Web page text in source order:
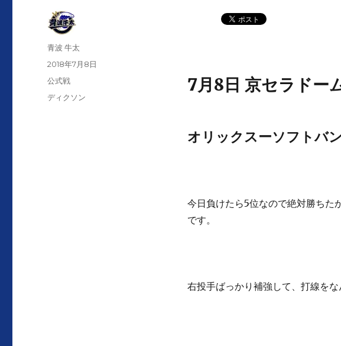
7月8日 京セラドー
オリックスーソフトバ
今日負けたら5位なので絶対勝ちた
です。
右投手ばっかり補強して、打線をな
投
青波 牛太
投
稿
2018年7月8日
カ
テ
公式戦
タ
ディクソン